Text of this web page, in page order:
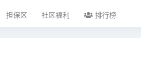
担保区 社区福利 排行榜